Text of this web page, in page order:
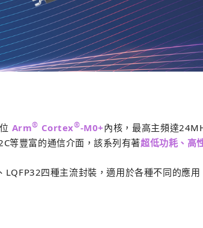
Arm® Cortex®-M0+內核，最高主頻達
等豐富的通信介面，該系列有著超低功耗、高
四種主流封裝，適用於各種不同的應